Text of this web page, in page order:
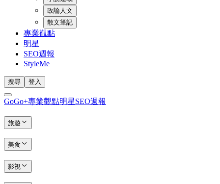
政論人文
散文筆記
專業觀點
明星
SEO週報
StyleMe
搜尋 登入
GoGo+專業觀點明星SEO週報
旅遊
美食
影視